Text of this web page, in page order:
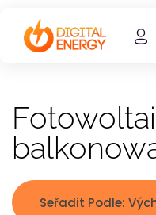
Seřadit Podle: